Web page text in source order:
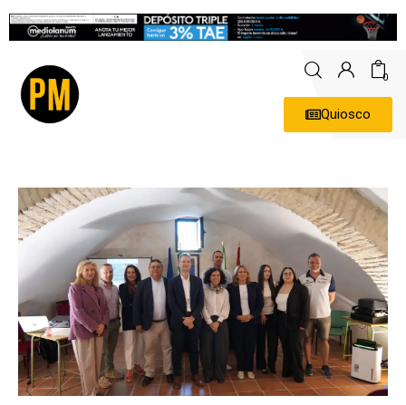
0
Quiosco
Economía
Empresas
Entrevistas
Expertos